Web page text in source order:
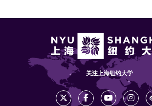
关注上海纽约大学